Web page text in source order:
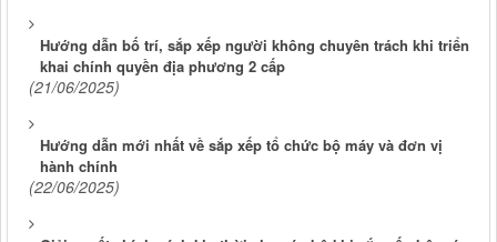
Hướng dẫn bố trí, sắp xếp người không chuyên trách khi triển
khai chính quyền địa phương 2 cấp
(21/06/2025)
Hướng dẫn mới nhất về sắp xếp tổ chức bộ máy và đơn vị
hành chính
(22/06/2025)